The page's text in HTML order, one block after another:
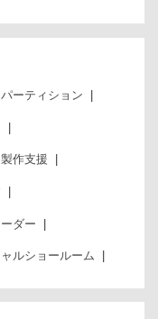
ーティション
作支援
ダー
ルショールーム